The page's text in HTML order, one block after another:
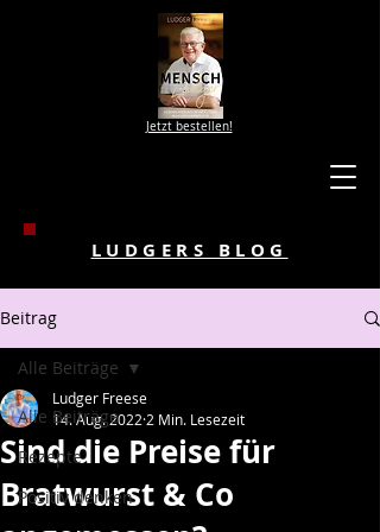
LUDGERS BLOG
Jetzt bestellen!
Beitrag
Alle Beiträge
Rezepte
Positiv denken
Alle Beiträge
Sind die Preise für
Bratwurst & Co
Ludger Freese
14. Aug. 2022 2 Min. Lesezeit